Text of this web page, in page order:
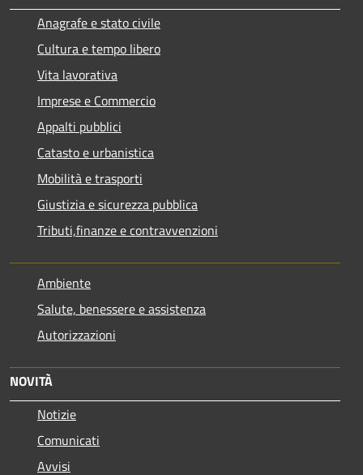
Anagrafe e stato civile
Cultura e tempo libero
Vita lavorativa
Imprese e Commercio
Appalti pubblici
Catasto e urbanistica
Mobilità e trasporti
Giustizia e sicurezza pubblica
Tributi,finanze e contravvenzioni
Ambiente
Salute, benessere e assistenza
Autorizzazioni
NOVITÀ
Notizie
Comunicati
Avvisi